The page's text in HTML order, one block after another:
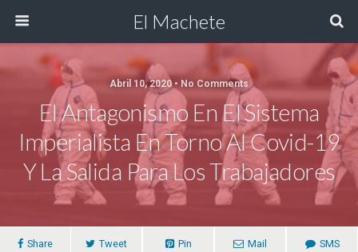
El Machete
Abril 10, 2020 • No Comments
El Antagonismo En El Sistema
Imperialista En Torno Al Covid-19
Y La Salida Para Los Trabajadores
Share Tweet Pin Mail SMS